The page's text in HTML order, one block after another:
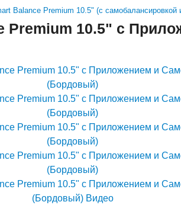
Balance Premium 10.5" (с
Premium 10.5" с